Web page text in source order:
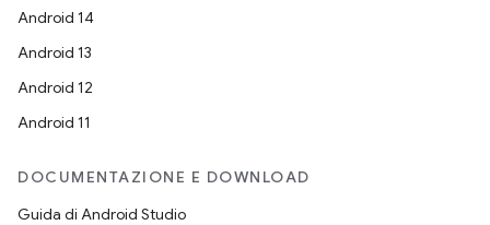
Android 14
Android 13
Android 12
Android 11
DOCUMENTAZIONE E DOWNLOAD
Guida di Android Studio